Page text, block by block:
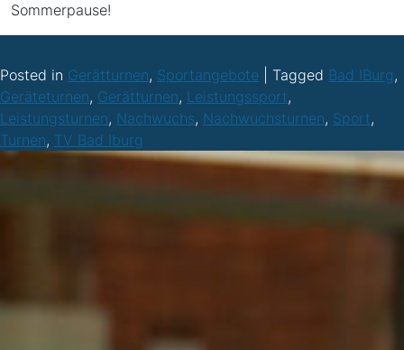
Sommerpause!
Posted in Gerätturnen, Sportangebote Tagged Bad IBurg,
Geräteturnen, Gerätturnen, Leistungssport,
Leistungsturnen, Nachwuchs, Nachwuchsturnen, Sport,
Turnen, TV Bad Iburg